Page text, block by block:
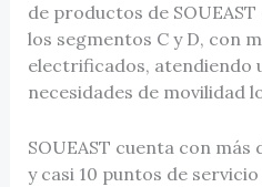
de productos de
los segmentos C y D, con
electrificados, atendiendo
necesidades de movilidad
SOUEAST cuenta con más
y casi 10 puntos de